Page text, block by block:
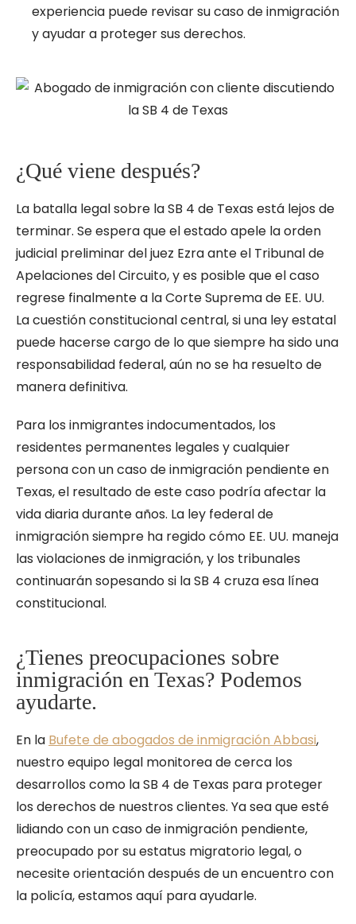
experiencia puede revisar su caso de inmigración
y ayudar a proteger sus derechos.
¿Qué viene después?
La batalla legal sobre la SB 4 de Texas está lejos de
terminar. Se espera que el estado apele la orden
judicial preliminar del juez Ezra ante el Tribunal de
Apelaciones del Circuito, y es posible que el caso
regrese finalmente a la Corte Suprema de EE. UU.
La cuestión constitucional central, si una ley estatal
puede hacerse cargo de lo que siempre ha sido una
responsabilidad federal, aún no se ha resuelto de
manera definitiva.
Para los inmigrantes indocumentados, los
residentes permanentes legales y cualquier
persona con un caso de inmigración pendiente en
Texas, el resultado de este caso podría afectar la
vida diaria durante años. La ley federal de
inmigración siempre ha regido cómo EE. UU. maneja
las violaciones de inmigración, y los tribunales
continuarán sopesando si la SB 4 cruza esa línea
constitucional.
¿Tienes preocupaciones sobre
inmigración en Texas? Podemos
ayudarte.
En la Bufete de abogados de inmigración Abbasi,
nuestro equipo legal monitorea de cerca los
desarrollos como la SB 4 de Texas para proteger
los derechos de nuestros clientes. Ya sea que esté
lidiando con un caso de inmigración pendiente,
preocupado por su estatus migratorio legal, o
necesite orientación después de un encuentro con
la policía, estamos aquí para ayudarle.